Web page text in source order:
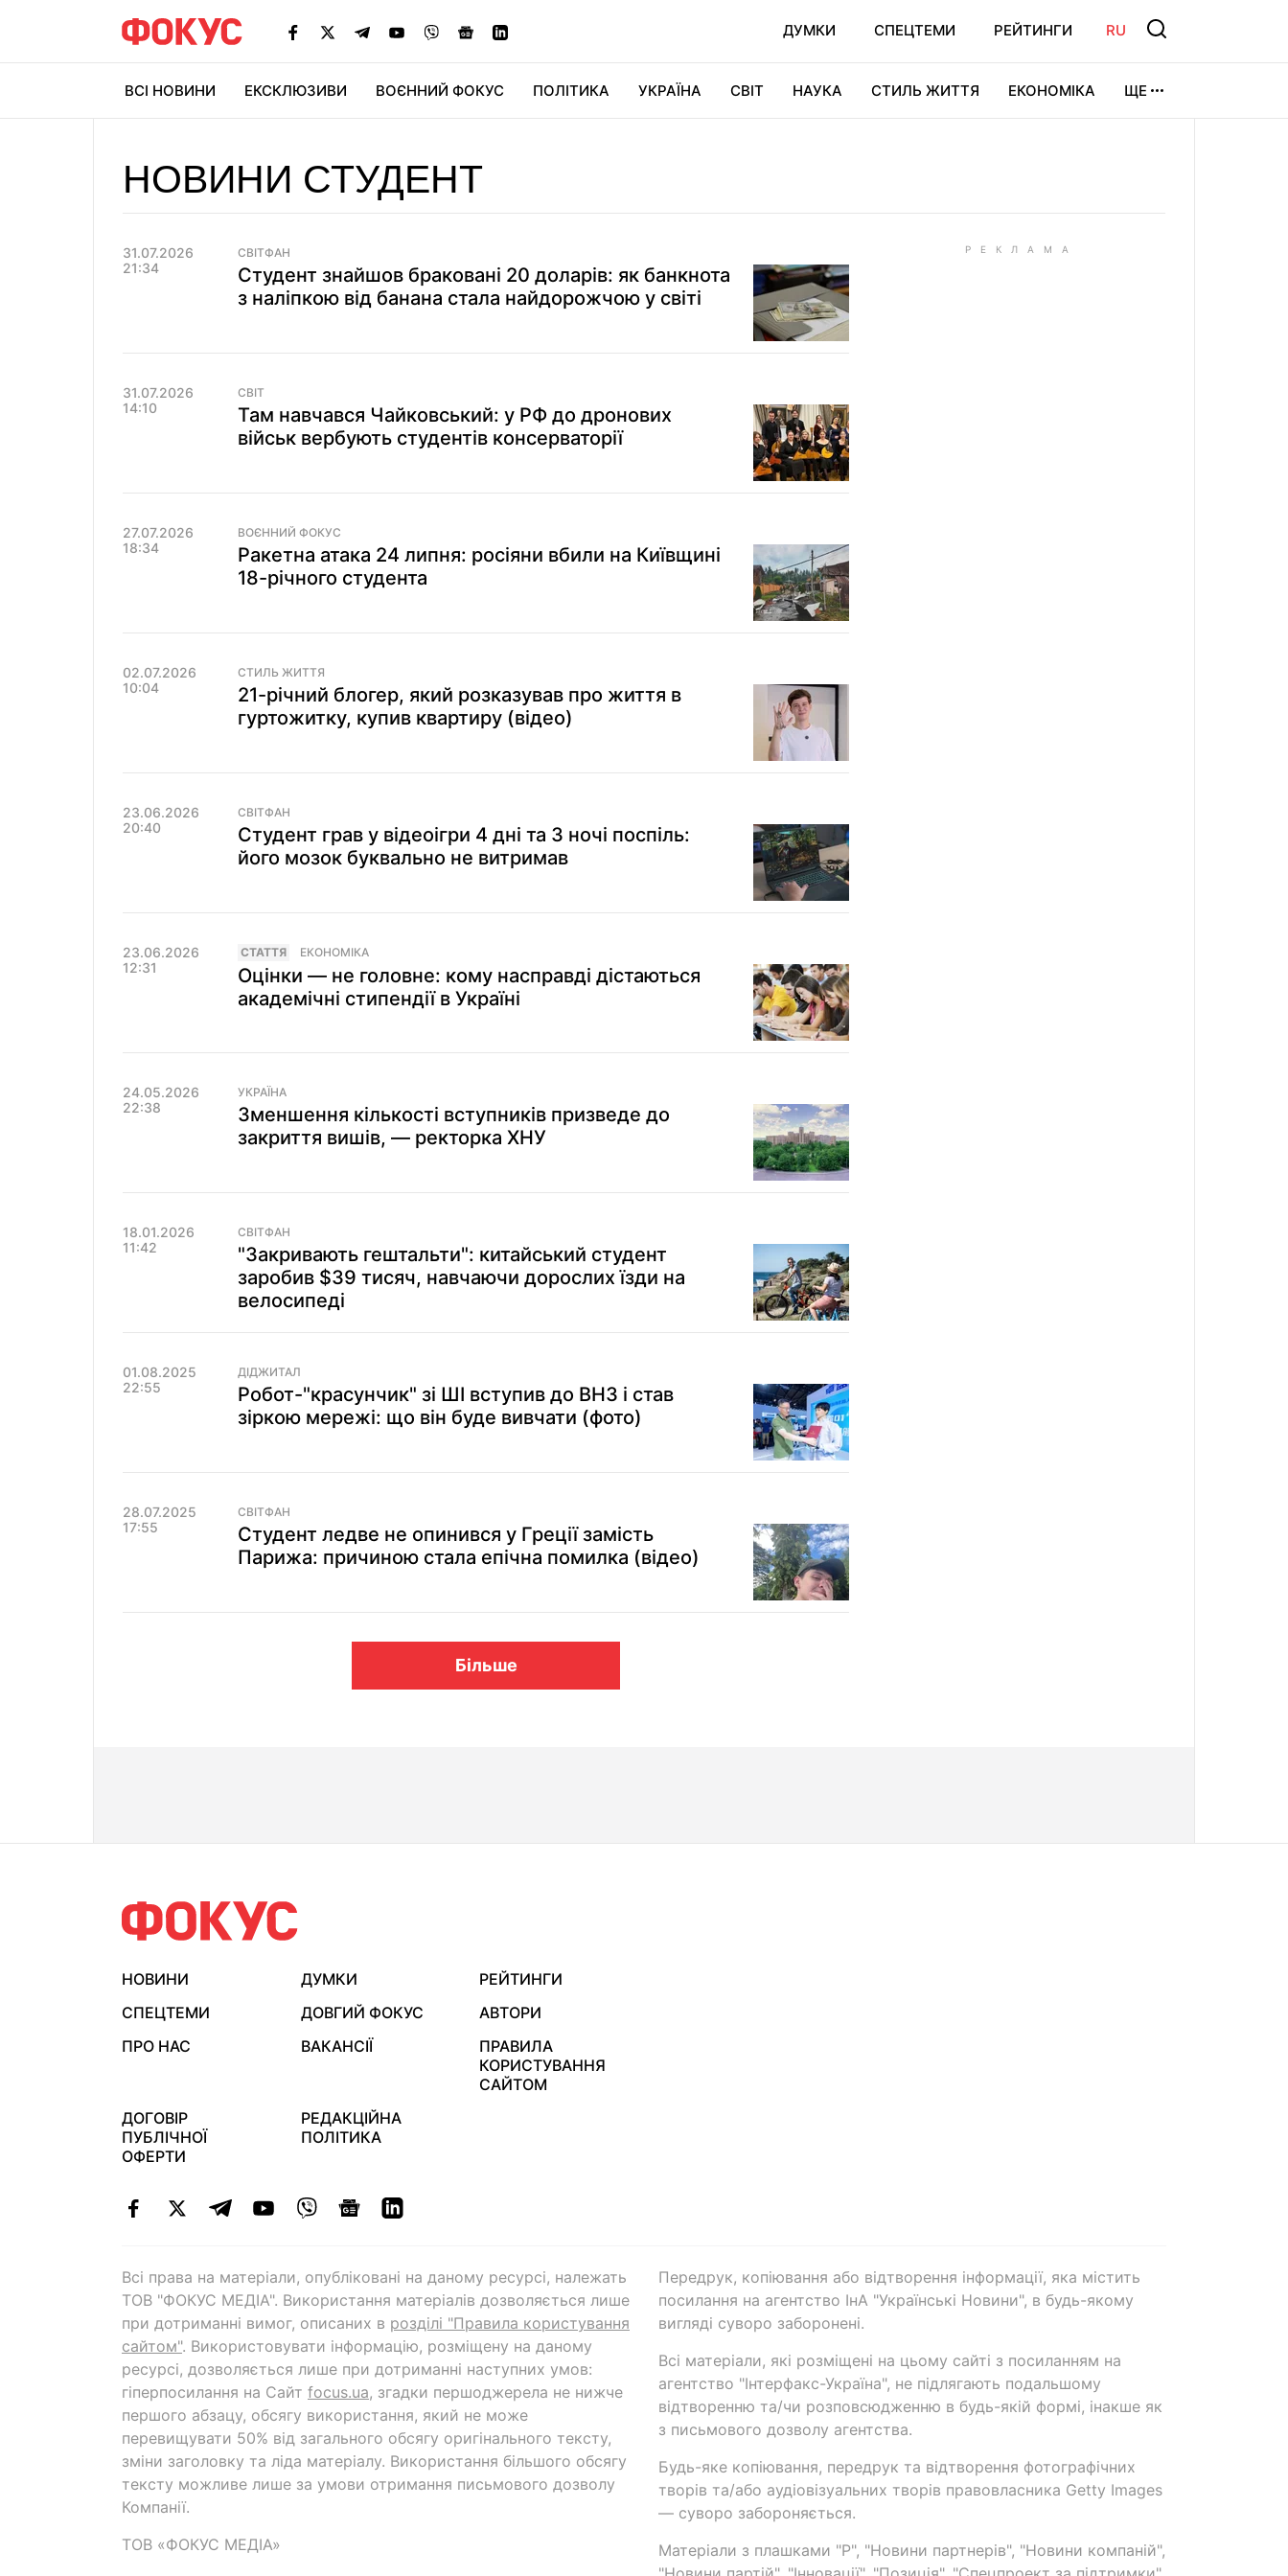
ДУМКИ СПЕЦТЕМИ РЕЙТИНГИ RU
ВСІ НОВИНИ ЕКСКЛЮЗИВИ ВОЄННИЙ ФОКУС ПОЛІТИКА УКРАЇНА СВІТ НАУКА СТИЛЬ ЖИТТЯ ЕКОНОМІКА ЩЕ
НОВИНИ СТУДЕНТ
31.07.2026
21:34
СВІТФАН
Студент знайшов браковані 20 доларів: як банкнота
з наліпкою від банана стала найдорожчою у світі
31.07.2026
14:10
СВІТ
Там навчався Чайковський: у РФ до дронових
військ вербують студентів консерваторії
27.07.2026
18:34
ВОЄННИЙ ФОКУС
Ракетна атака 24 липня: росіяни вбили на Київщині
18-річного студента
02.07.2026
10:04
СТИЛЬ ЖИТТЯ
21-річний блогер, який розказував про життя в
гуртожитку, купив квартиру (відео)
23.06.2026
20:40
СВІТФАН
Студент грав у відеоігри 4 дні та 3 ночі поспіль:
його мозок буквально не витримав
23.06.2026
12:31
СТАТТЯ ЕКОНОМІКА
Оцінки — не головне: кому насправді дістаються
академічні стипендії в Україні
24.05.2026
22:38
УКРАЇНА
Зменшення кількості вступників призведе до
закриття вишів, — ректорка ХНУ
18.01.2026
11:42
СВІТФАН
"Закривають гештальти": китайський студент
заробив $39 тисяч, навчаючи дорослих їзди на
велосипеді
01.08.2025
22:55
ДІДЖИТАЛ
Робот-"красунчик" зі ШІ вступив до ВНЗ і став
зіркою мережі: що він буде вивчати (фото)
28.07.2025
17:55
СВІТФАН
Студент ледве не опинився у Греції замість
Парижа: причиною стала епічна помилка (відео)
Більше
НОВИНИ ДУМКИ
РЕЙТИНГИ
СПЕЦТЕМИ
ДОВГИЙ ФОКУС
АВТОРИ
ПРО НАС
ВАКАНСІЇ
ПРАВИЛА
КОРИСТУВАННЯ
САЙТОМ
ДОГОВІР
ПУБЛІЧНОЇ
ОФЕРТИ
РЕДАКЦІЙНА
ПОЛІТИКА
Всі права на матеріали, опубліковані на даному ресурсі, належать
ТОВ "ФОКУС МЕДІА". Використання матеріалів дозволяється лише
при дотриманні вимог, описаних в розділі "Правила користування
сайтом". Використовувати інформацію, розміщену на даному
ресурсі, дозволяється лише при дотриманні наступних умов:
гіперпосилання на Cайт focus.ua, згадки першоджерела не нижче
першого абзацу, обсягу використання, який не може
перевищувати 50% від загального обсягу оригінального тексту,
зміни заголовку та ліда матеріалу. Використання більшого обсягу
тексту можливе лише за умови отримання письмового дозволу
Компанії.
ТОВ «ФОКУС МЕДІА»
Передрук, копіювання або відтворення інформації, яка містить
посилання на агентство ІнА "Українські Новини", в будь-якому
вигляді суворо заборонені.
Всі матеріали, які розміщені на цьому сайті з посиланням на
агентство "Інтерфакс-Україна", не підлягають подальшому
відтворенню та/чи розповсюдженню в будь-якій формі, інакше як
з письмового дозволу агентства.
Будь-яке копіювання, передрук та відтворення фотографічних
творів та/або аудіовізуальних творів правовласника Getty Images
— суворо забороняється.
Матеріали з плашками "Р", "Новини партнерів", "Новини компаній",